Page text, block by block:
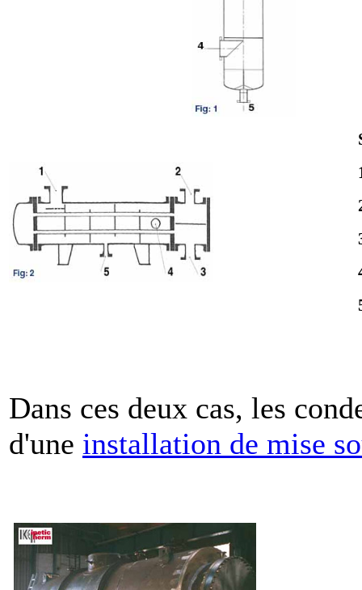
Dans ces deux cas, les
d'une installation de mise